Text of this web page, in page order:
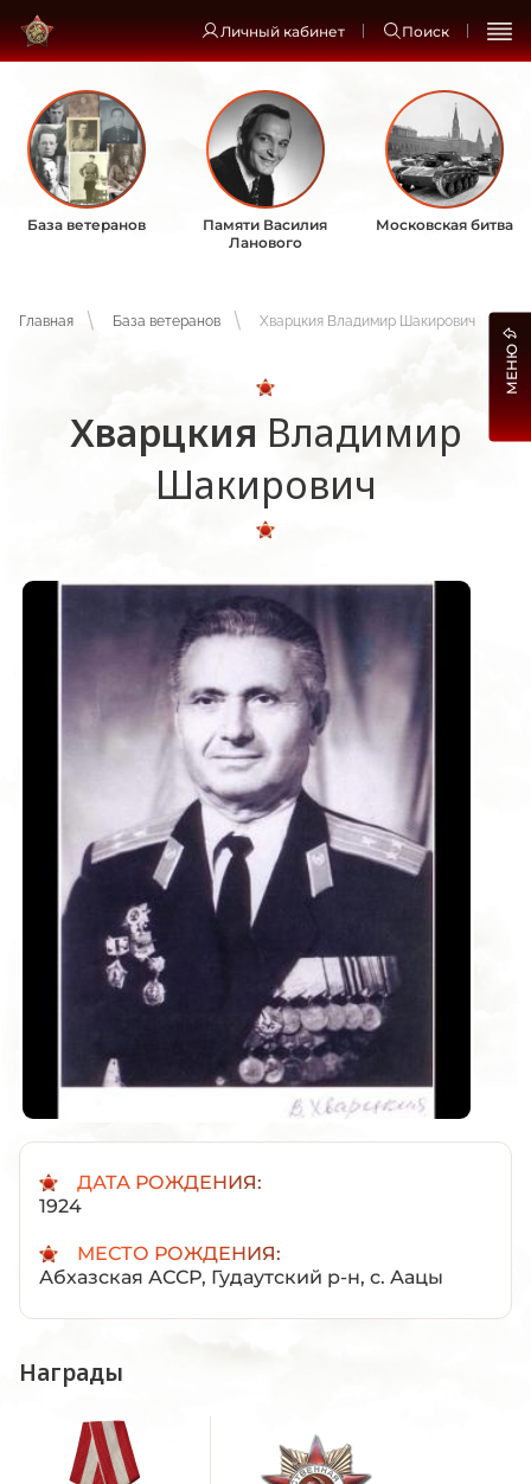
Личный кабинет Поиск
База ветеранов
Памяти Василия
Ланового
Московская битва
Главная База ветеранов Хварцкия Владимир Шакирович
Хварцкия Владимир
Шакирович
ДАТА РОЖДЕНИЯ:
1924
МЕСТО РОЖДЕНИЯ:
Абхазская АССР, Гудаутский р-н, с. Аацы
Награды
МЕНЮ